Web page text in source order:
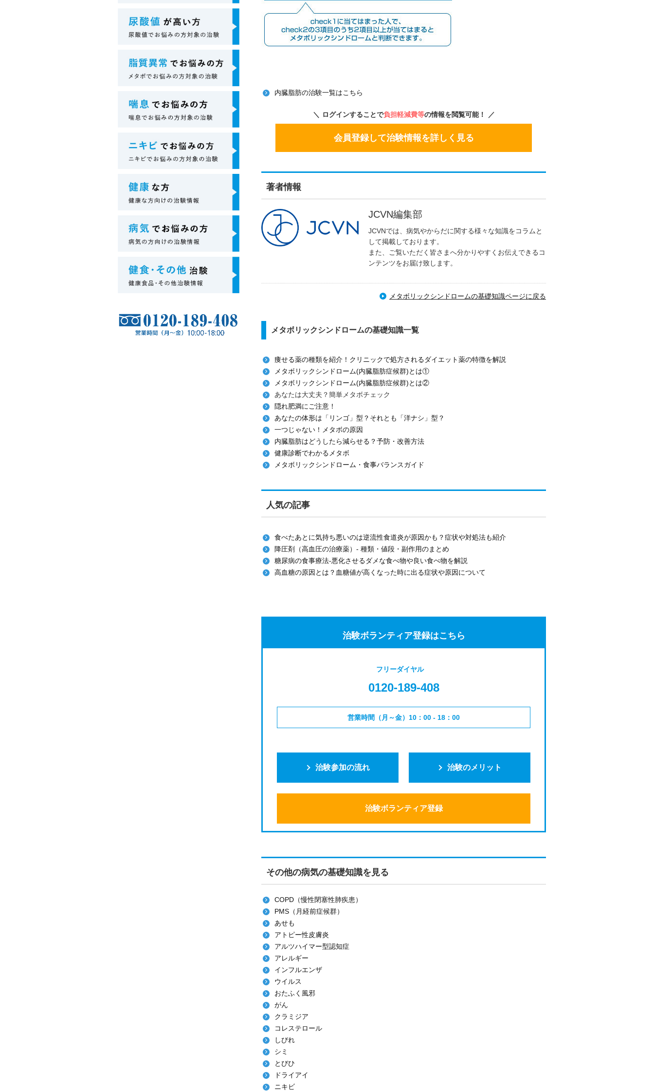
内臓脂肪の治験一覧はこちら
ログインすることで負担軽減費等の情報を閲覧可能！
会員登録して治験情報を詳しく見る
著者情報
JCVN編集部
JCVNでは、病気やからだに関する様々な知識をコラムと
して掲載しております。
また、ご覧いただく皆さまへ分かりやすくお伝えできるコ
ンテンツをお届け致します。
メタボリックシンドロームの基礎知識ページに戻る
メタボリックシンドロームの基礎知識一覧
痩せる薬の種類を紹介！クリニックで処方されるダイエット薬の特徴を解説
メタボリックシンドローム(内臓脂肪症候群)とは①
メタボリックシンドローム(内臓脂肪症候群)とは②
あなたは大丈夫？簡単メタボチェック
隠れ肥満にご注意！
あなたの体形は「リンゴ」型？それとも「洋ナシ」型？
一つじゃない！メタボの原因
内臓脂肪はどうしたら減らせる？予防・改善方法
健康診断でわかるメタボ
メタボリックシンドローム・食事バランスガイド
人気の記事
食べたあとに気持ち悪いのは逆流性食道炎が原因かも？症状や対処法も紹介
降圧剤（高血圧の治療薬）- 種類・値段・副作用のまとめ
糖尿病の食事療法-悪化させるダメな食べ物や良い食べ物を解説
高血糖の原因とは？血糖値が高くなった時に出る症状や原因について
治験ボランティア登録はこちら
フリーダイヤル
0120-189-408
営業時間（月～金）10：00 - 18：00
治験参加の流れ 治験のメリット
治験ボランティア登録
その他の病気の基礎知識を見る
COPD（慢性閉塞性肺疾患）
PMS（月経前症候群）
あせも
アトピー性皮膚炎
アルツハイマー型認知症
アレルギー
インフルエンザ
ウイルス
おたふく風邪
がん
クラミジア
コレステロール
しびれ
シミ
とびひ
ドライアイ
ニキビ